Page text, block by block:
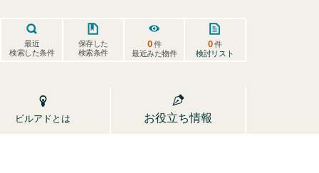
最近
検索した条件
保存した
検索条件
0件
最近みた物件
0件
検討リスト
ビルアドとは お役立ち情報